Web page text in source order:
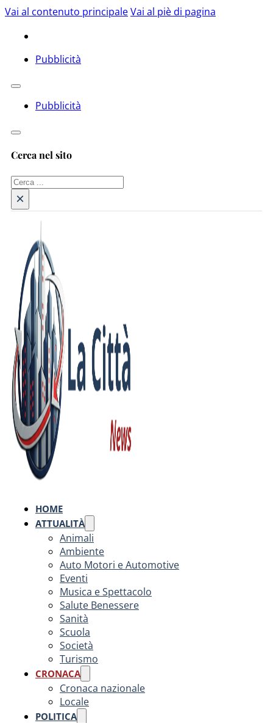
Vai al contenuto principaleVai al piè di pagina
Pubblicità
Pubblicità
Cerca nel sito
Cerca
×
HOME
ATTUALITÀ
Animali
Ambiente
Auto Motori e Automotive
Eventi
Musica e Spettacolo
Salute Benessere
Sanità
Scuola
Società
Turismo
CRONACA
Cronaca nazionale
Locale
POLITICA